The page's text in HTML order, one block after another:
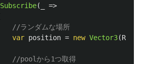
Subscribe(
=>
//ランダムな場所
var position = new Vector3(
//poolから1つ取得